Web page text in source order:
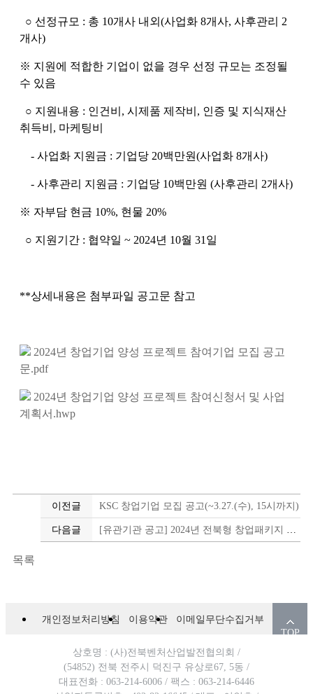
○ 선정규모 : 총 10개사 내외(사업화 8개사, 사후관리 2
개사)
※ 지원에 적합한 기업이 없을 경우 선정 규모는 조정될
수 있음
○ 지원내용 : 인건비, 시제품 제작비, 인증 및 지식재산
취득비, 마케팅비
- 사업화 지원금 : 기업당 20백만원(사업화 8개사)
- 사후관리 지원금 : 기업당 10백만원 (사후관리 2개사)
※ 자부담 현금 10%, 현물 20%
○ 지원기간 : 협약일 ~ 2024년 10월 31일
**상세내용은 첨부파일 공고문 참고
2024년 창업기업 양성 프로젝트 참여기업 모집 공고
문.pdf
2024년 창업기업 양성 프로젝트 참여신청서 및 사업
계획서.hwp
이전글 KSC 창업기업 모집 공고(~3.27.(수), 15시까지)
다음글
목록
개인정보처리방침 이용약관
이메일무단수집거부
TOP
상호명 : (사)전북벤처산업발전협의회 /
(54852) 전북 전주시 덕진구 유상로67, 5동 /
대표전화 : 063-214-6006 / 팩스 : 063-214-6446